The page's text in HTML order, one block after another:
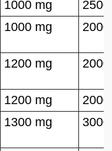
1000 mg
1000 mg
1200 mg
1200 mg
1300 mg